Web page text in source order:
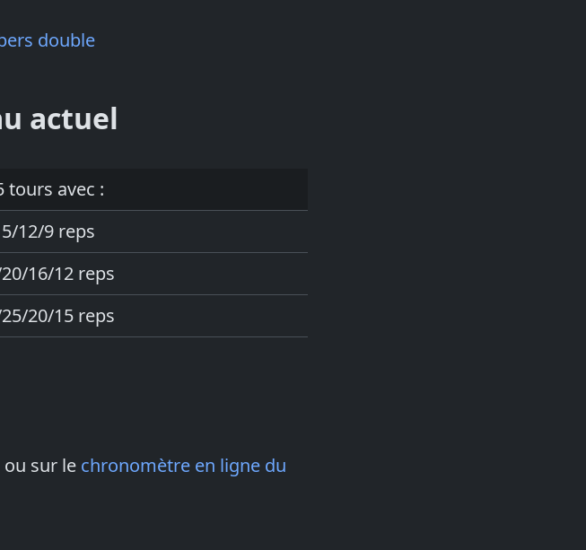
double
actuel
tours avec :
12/9 reps
16/12 reps
20/15 reps
sur le chronomètre en ligne du